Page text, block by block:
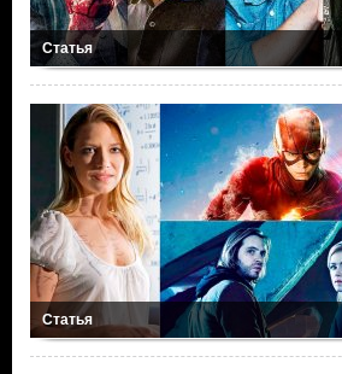
Статья
Статья